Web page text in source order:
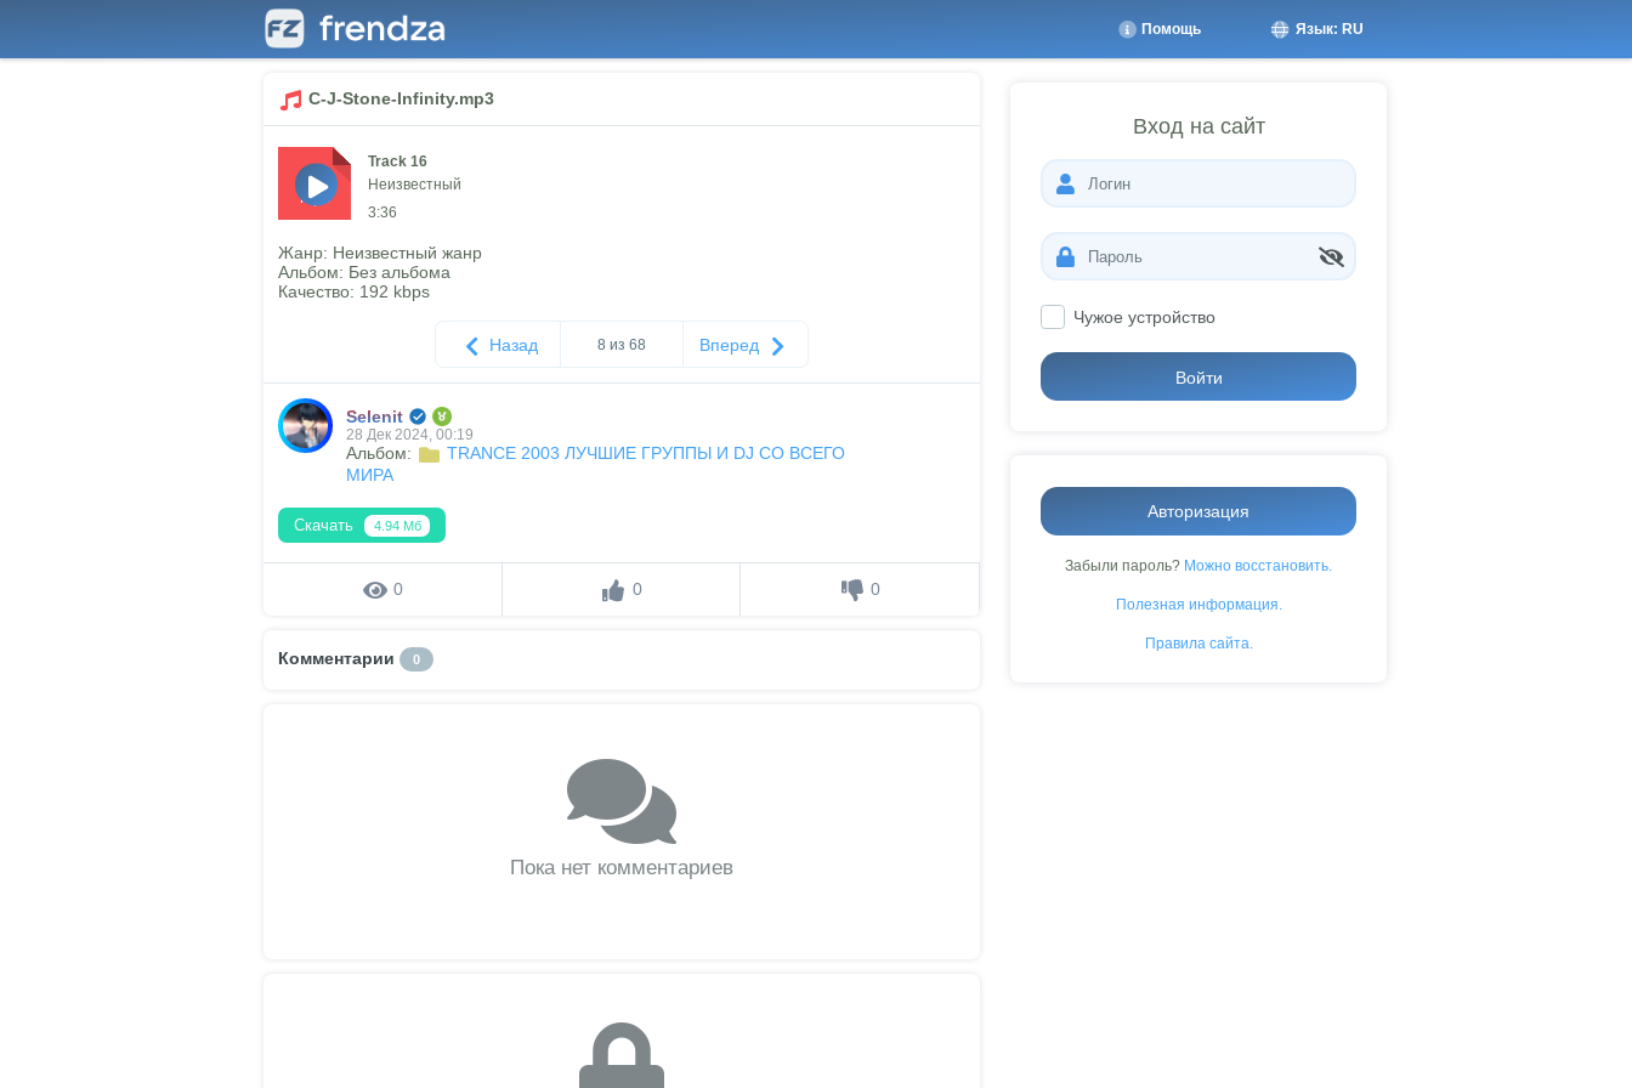
Язык: RU
Помощь
C-J-Stone-Infinity.mp3
mp3
Track 16
Неизвестный
3:36
Жанр: Неизвестный жанр
Альбом: Без альбома
Качество: 192 kbps
Назад 8 из 68 Вперед
Selenit
28 Дек 2024, 00:19
Альбом:
TRANCE 2003 ЛУЧШИЕ ГРУППЫ И DJ СО ВСЕГО
МИРА
Скачать 4.94 Мб
0 0 0
Комментарии 0
Пока нет комментариев
Вход на сайт
Чужое устройство
Войти
Авторизация
Забыли пароль? Можно восстановить.
Полезная информация.
Правила сайта.